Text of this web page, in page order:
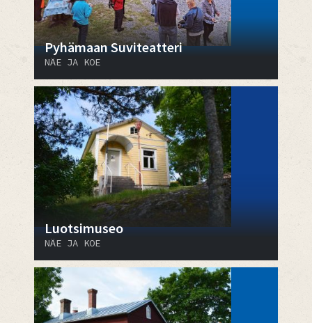
Pyhämaan Suviteatteri
NÄE JA KOE
Luotsimuseo
NÄE JA KOE